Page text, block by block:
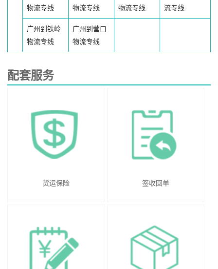
物流专线
物流专线
物流专线
流专线
广州到铁岭
物流专线
广州到营口
物流专线
配套服务
货运保险 签收回单